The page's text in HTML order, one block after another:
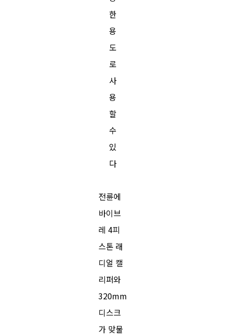
한
용
도
로
사
용
할
수
있
다
전륜에
바이브
레 4피
스톤 래
디얼 캘
리퍼와
320mm
디스크
가 맞물